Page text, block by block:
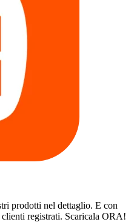
prodotti nel dettaglio. E con
registrati. Scaricala ORA!